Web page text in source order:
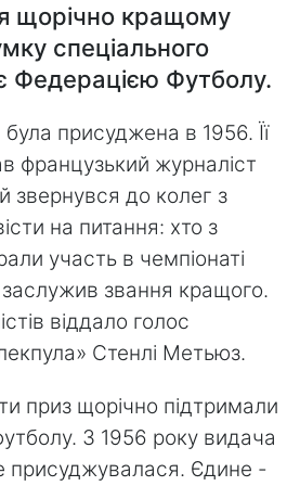
щорічно кращому
спеціального
Федерацією Футболу.
присуджена в 1956. Її
французький журналіст
звернувся до колег з
на питання: хто з
участь в чемпіонаті
звання кращого.
віддало голос
Стенлі Метьюз.
приз щорічно підтримали
З 1956 року видача
присуджувалася. Єдине -